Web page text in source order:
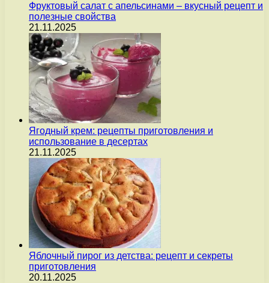
Фруктовый салат с апельсинами – вкусный рецепт и
полезные свойства
21.11.2025
Ягодный крем: рецепты приготовления и
использование в десертах
21.11.2025
Яблочный пирог из детства: рецепт и секреты
приготовления
20.11.2025